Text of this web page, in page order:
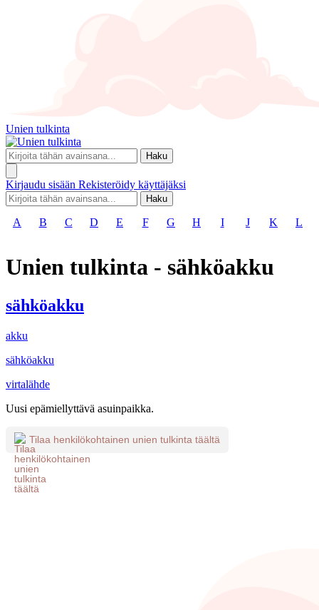
Unien tulkinta
Haku
Kirjaudu sisään Rekisteröidy käyttäjäksi
Haku
A B C D E F G H I J K L
Unien tulkinta - sähköakku
sähköakku
akku
sähköakku
virtalähde
Uusi epämiellyttävä asuinpaikka.
Tilaa henkilökohtainen unien tulkinta täältä